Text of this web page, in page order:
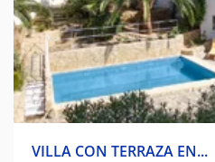
VILLA CON TERRAZA EN...